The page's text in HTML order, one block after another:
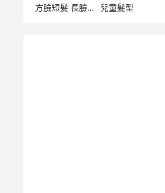
方臉短髮 長臉髮型
兒童髮型